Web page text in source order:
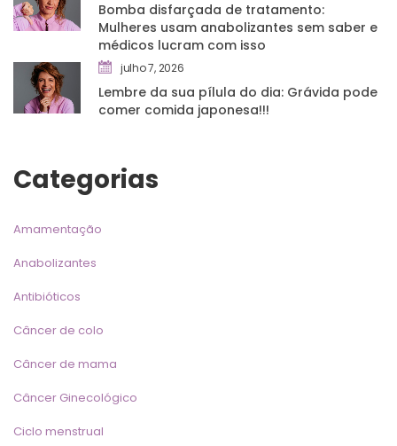
Bomba disfarçada de tratamento:
Mulheres usam anabolizantes sem saber e
médicos lucram com isso
julho 7, 2026
Lembre da sua pílula do dia: Grávida pode
comer comida japonesa!!!
Categoria
Amamentação
Anabolizante
Antibiótico
Câncer de colo
Câncer de mama
Câncer Ginecológico
Ciclo menstrual